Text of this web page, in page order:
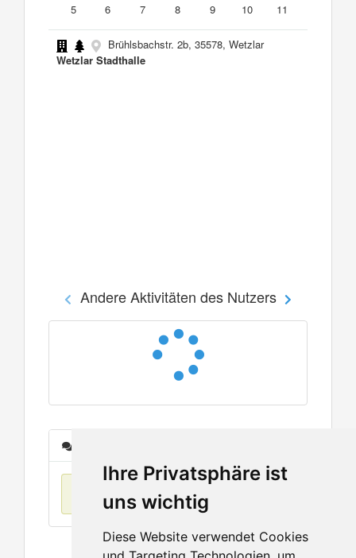
Ihre Privatsphäre ist
uns wichtig
Diese Website verwendet Cookies
5
6 7 8 9 10 11
Brühlsbachstr. 2b, 35578, Wetzlar
Wetzlar Stadthalle
Andere Aktivitäten des Nutzers
Keine Einträge